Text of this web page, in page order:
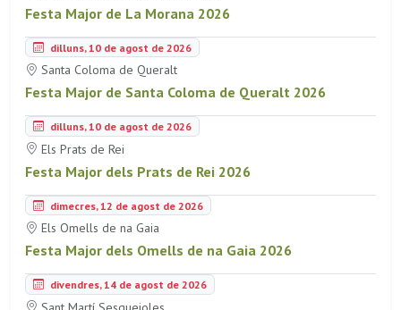
Festa Major de La Morana 2026
dilluns, 10 de agost de 2026
Santa Coloma de Queralt
Festa Major de Santa Coloma de Queralt 2026
dilluns, 10 de agost de 2026
Els Prats de Rei
Festa Major dels Prats de Rei 2026
dimecres, 12 de agost de 2026
Els Omells de na Gaia
Festa Major dels Omells de na Gaia 2026
divendres, 14 de agost de 2026